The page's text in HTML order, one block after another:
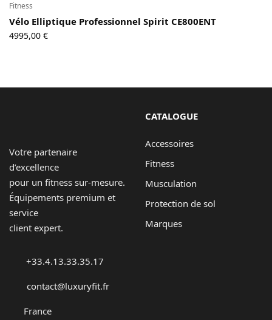
Fitness
Vélo Elliptique Professionnel Spirit CE800ENT
4995,00 €
Votre partenaire
d’excellence
pour un fitness sur-mesure.
Équipements premium et
service
client expert.
+33.4.13.33.35.17
contact@luxuryfit.fr
France
CATALOGUE
Accessoires
Fitness
Musculation
Protection de sol
Marques
Blog
Boutique
A propos